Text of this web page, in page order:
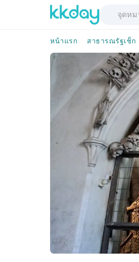
หน้าแรก สาธารณรัฐเช็ก